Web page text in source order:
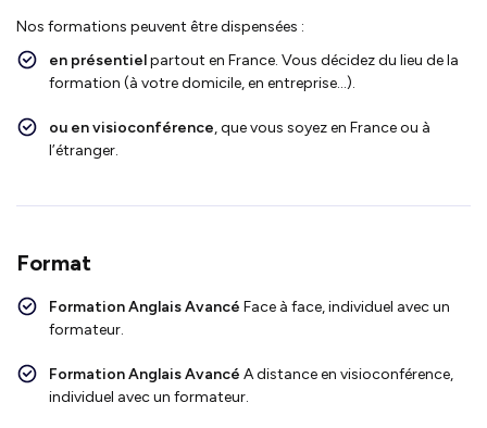
Nos formations peuvent être dispensées :
en présentielpartout en France. Vous décidez du lieu de la
formation (à votre domicile, en entreprise…).
ou en visioconférence, que vous soyez en France ou à
l’étranger.
Format
Formation Anglais Avancé Face à face, individuel avec un
formateur.
Formation Anglais Avancé A distance en visioconférence,
individuel avec un formateur.